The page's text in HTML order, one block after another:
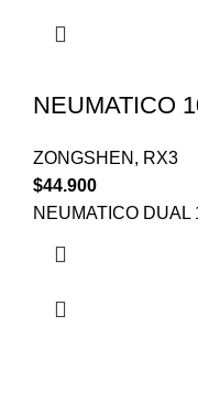
NEUMATICO
ZONGSHEN , RX3
$44.900
NEUMATICO DUAL